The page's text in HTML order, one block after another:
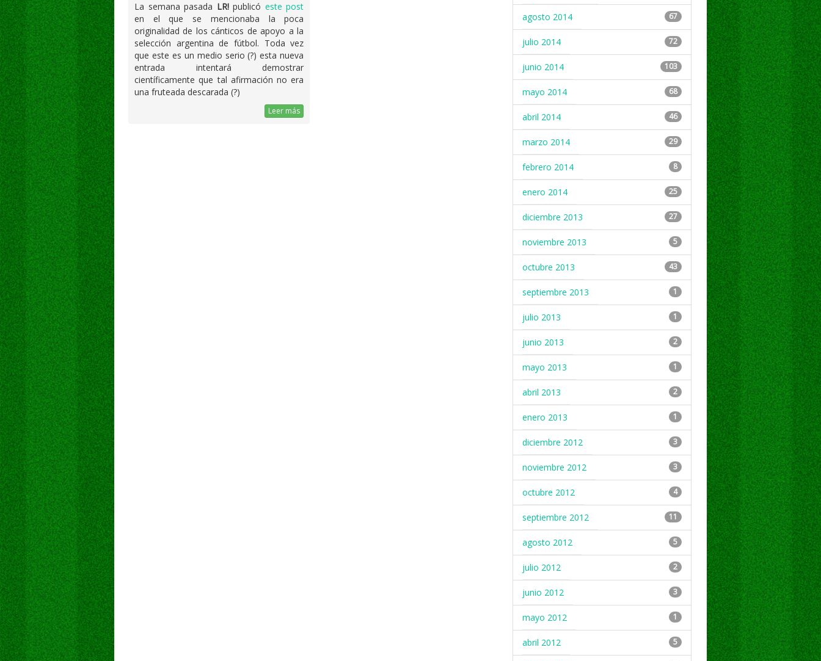
La semana pasada LR!publicó este post
en el que se mencionaba la poca
originalidad de los cánticos de apoyo a la
selección argentina de fútbol. Toda vez
que este es un medio serio (?) esta nueva
entrada intentará demostrar
científicamente que tal afirmación no era
una fruteada descarada (?)
Leer más
agosto 2014 67
julio 2014 72
junio 2014 103
mayo 2014 68
abril 2014 46
marzo 2014 29
febrero 2014 8
enero 2014 25
diciembre 2013 27
noviembre 2013 5
octubre 2013 43
septiembre 2013 1
julio 2013 1
junio 2013 2
mayo 2013 1
abril 2013 2
enero 2013 1
diciembre 2012 3
noviembre 2012 3
octubre 2012 4
septiembre 2012 11
agosto 2012 5
julio 2012 2
junio 2012 3
mayo 2012 1
abril 2012 5